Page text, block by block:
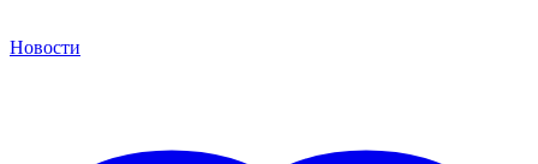
Новости